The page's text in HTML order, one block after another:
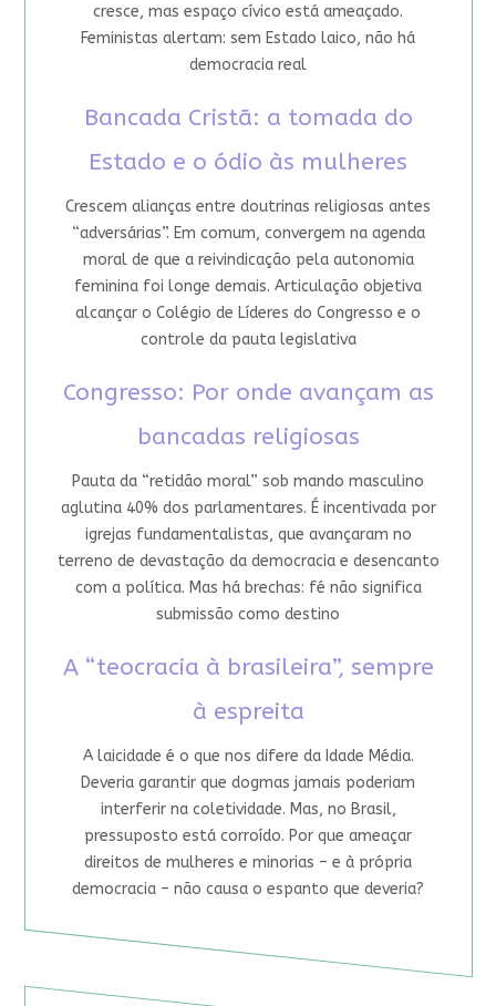
cresce, mas espaço cívico está ameaçado.
Feministas alertam: sem Estado laico, não há
democracia real
Bancada Cristã: a tomada do
Estado e o ódio às mulheres
Crescem alianças entre doutrinas religiosas antes
“adversárias”. Em comum, convergem na agenda
moral de que a reivindicação pela autonomia
feminina foi longe demais. Articulação objetiva
alcançar o Colégio de Líderes do Congresso e o
controle da pauta legislativa
Congresso: Por onde avançam as
bancadas religiosas
Pauta da “retidão moral” sob mando masculino
aglutina 40% dos parlamentares. É incentivada por
igrejas fundamentalistas, que avançaram no
terreno de devastação da democracia e desencanto
com a política. Mas há brechas: fé não significa
submissão como destino
A “teocracia à brasileira”, sempre
à espreita
A laicidade é o que nos difere da Idade Média.
Deveria garantir que dogmas jamais poderiam
interferir na coletividade. Mas, no Brasil,
pressuposto está corroído. Por que ameaçar
direitos de mulheres e minorias – e à própria
democracia – não causa o espanto que deveria?